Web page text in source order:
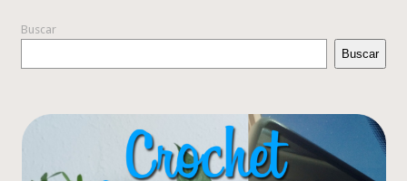
Buscar
Buscar